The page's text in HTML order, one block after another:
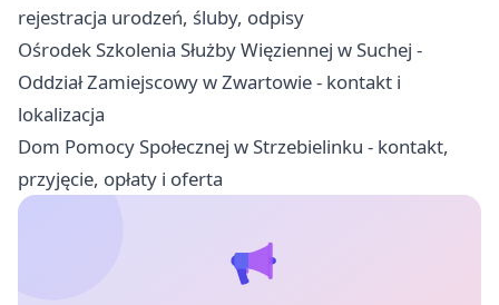
rejestracja urodzeń, śluby, odpisy
Ośrodek Szkolenia Służby Więziennej w Suchej -
Oddział Zamiejscowy w Zwartowie - kontakt i
lokalizacja
Dom Pomocy Społecznej w Strzebielinku - kontakt,
przyjęcie, opłaty i oferta